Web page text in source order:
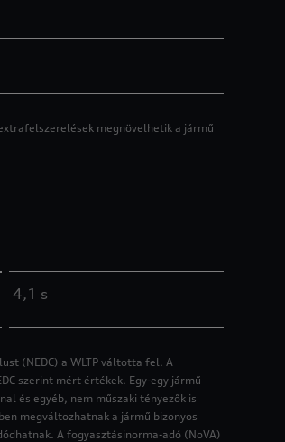
megnövelhetik a jármű
4,1 s
(NEDC) a WLTP váltotta fel. A
szerint mért értékek. Egy-egy jármű
és egyéb, nem műszaki tényezők is
megváltozhatnak a jármű bizonyos
A fogyasztásinorma-adó (NoVA)